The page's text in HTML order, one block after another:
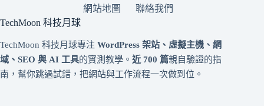
網站地圖
聯絡我們
TechMoon 科技月球
TechMoon 科技月球專注 WordPress 架站、虛擬主機、網
域、SEO 與 AI 工具的實測教學。 近 700 篇親自驗證的指
南，幫你跳過試錯，把網站與工作流程一次做到位。